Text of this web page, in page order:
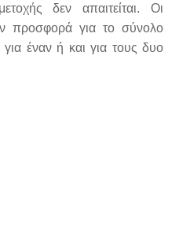
δεν απαιτείται. Οι
προσφορά για το σύνολο
έναν ή και για τους δυο